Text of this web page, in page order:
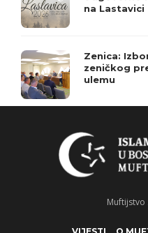
na Lastavici
Zenica:
zeničkog
ulemu